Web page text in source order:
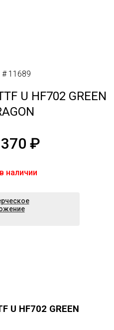
# 11689
U HF702 GREEN
₽
наличии
U HF702 GREEN